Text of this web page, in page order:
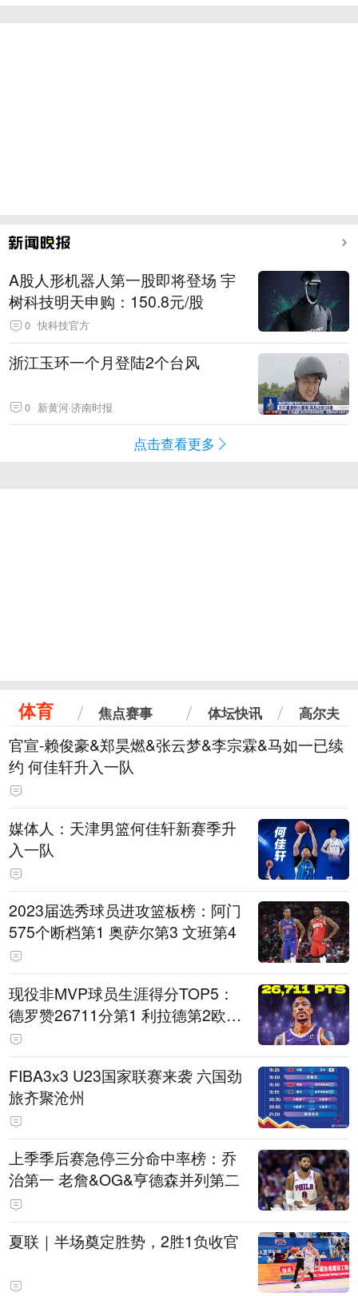
A股人形机器人第一股即将登场 宇
树科技明天申购：150.8元/股
0 快科技官方
浙江玉环一个月登陆2个台风
0 新黄河·济南时报
点击查看更多
体育 焦点赛事 体坛快讯 高尔夫
官宣-赖俊豪&郑昊燃&张云梦&李宗霖&马如一已续
约 何佳轩升入一队
媒体人：天津男篮何佳轩新赛季升
入一队
2023届选秀球员进攻篮板榜：阿门
575个断档第1 奥萨尔第3 文班第4
现役非MVP球员生涯得分TOP5：
德罗赞26711分第1 利拉德第2欧文
第5
FIBA3x3 U23国家联赛来袭 六国劲
旅齐聚沧州
上季季后赛急停三分命中率榜：乔
治第一 老詹&OG&亨德森并列第二
夏联｜半场奠定胜势，2胜1负收官